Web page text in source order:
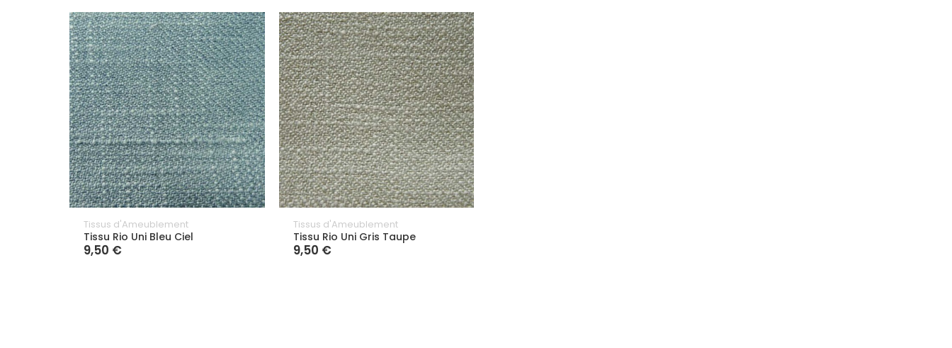
Tissus d'Ameublement
Tissu Rio Uni Bleu Ciel
9,50 €
Tissus d'Ameublement
Tissu Rio Uni Gris Taupe
9,50 €